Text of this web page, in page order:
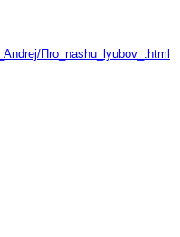
Пro_nashu_lyubov_.html